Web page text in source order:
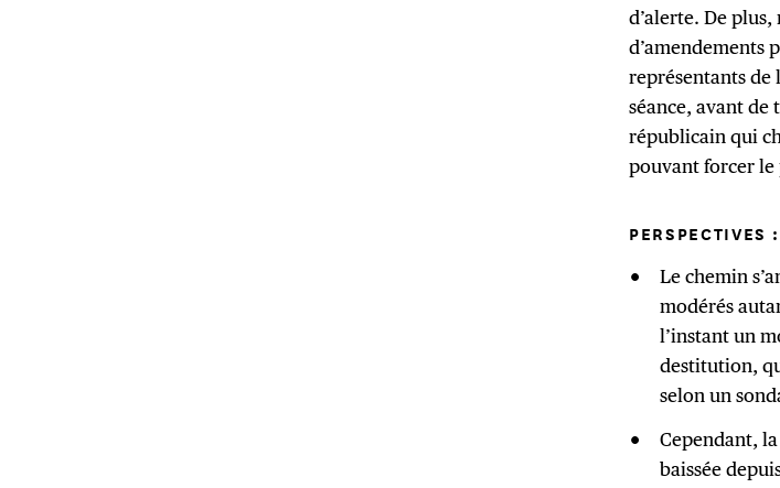
d’alerte. De
d’amendements
représentants
séance, avant
républicain qui
pouvant forcer
PERSPECTIVES :
Le chemin
modérés
l’instant un
destitution,
selon un
Cependant,
baissée